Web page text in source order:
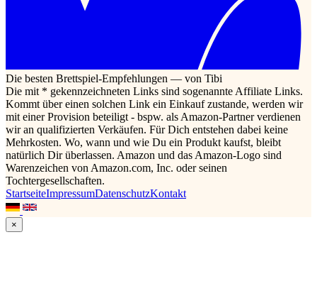
Die besten Brettspiel-Empfehlungen — von Tibi
Die mit * gekennzeichneten Links sind sogenannte Affiliate Links.
Kommt über einen solchen Link ein Einkauf zustande, werden wir
mit einer Provision beteiligt - bspw. als Amazon-Partner verdienen
wir an qualifizierten Verkäufen. Für Dich entstehen dabei keine
Mehrkosten. Wo, wann und wie Du ein Produkt kaufst, bleibt
natürlich Dir überlassen. Amazon und das Amazon-Logo sind
Warenzeichen von Amazon.com, Inc. oder seinen
Tochtergesellschaften.
StartseiteImpressumDatenschutzKontakt
×